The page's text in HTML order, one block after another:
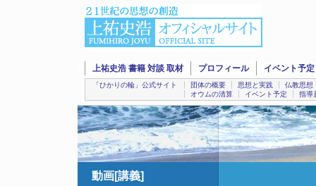
上祐史浩 書籍 対談 取材 プロフィール イベント予定
「ひかりの輪」公式サイト 団体の概要 思想と実践
仏教思想
オウムの清算
イベント予定 指導
動画[講義]